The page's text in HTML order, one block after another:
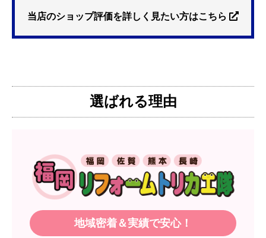
を探していました。ただ、3口から2口のものへ変
は需要が少なく製品によっては割高になるとのこ
ろ、希望した製品が量販店よりかなり安い価格で
あったので購入いたしました。
【その他感想・コメント】
製品価格もですが、設置や保証なども充実してい
るので、今後も頼りになるショップの一つです。
当店のショップ評価を詳しく見たい方はこちら
選ばれる理由
地域密着＆実績で安心！